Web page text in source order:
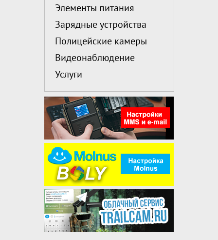
Элементы питания
Зарядные устройства
Полицейские камеры
Видеонаблюдение
Услуги